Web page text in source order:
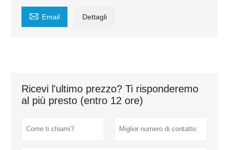
 Email Dettagli
Ricevi l'ultimo prezzo? Ti risponderemo
al più presto (entro 12 ore)